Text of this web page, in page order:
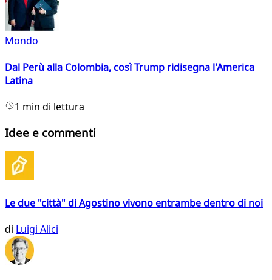
Mondo
Dal Perù alla Colombia, così Trump ridisegna l'America
Latina
1 min di lettura
Idee e commenti
Le due "città" di Agostino vivono entrambe dentro di noi
di Luigi Alici